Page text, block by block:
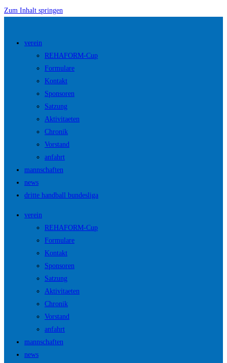
Zum Inhalt springen
verein
REHAFORM-Cup
Formulare
Kontakt
Sponsoren
Satzung
Aktivitaeten
Chronik
Vorstand
anfahrt
mannschaften
news
dritte handball bundesliga
verein
REHAFORM-Cup
Formulare
Kontakt
Sponsoren
Satzung
Aktivitaeten
Chronik
Vorstand
anfahrt
mannschaften
news